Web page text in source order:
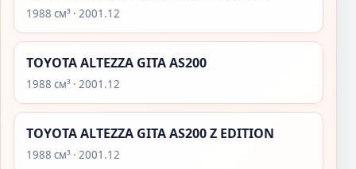
1988 см³ · 2001.12
TOYOTA ALTEZZA GITA AS200
1988 см³ · 2001.12
TOYOTA ALTEZZA GITA AS200 Z EDITION
1988 см³ · 2001.12